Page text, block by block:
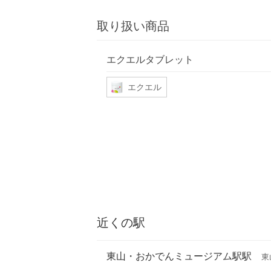
取り扱い商品
エクエルタブレット
エクエル
近くの駅
東山・おかでんミュージアム駅駅 東